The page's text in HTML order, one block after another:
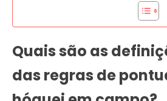
Quais são as
das regras de